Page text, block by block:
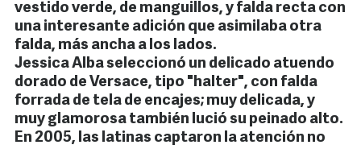
vestido verde, de manguillos, y falda recta con
una interesante adición que asimilaba otra
falda, más ancha a los lados.
Jessica Alba seleccionó un delicado atuendo
dorado de Versace, tipo "halter", con falda
forrada de tela de encajes; muy delicada, y
muy glamorosa también lució su peinado alto.
En 2005, las latinas captaron la atención no